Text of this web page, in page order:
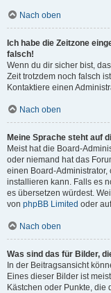
Nach oben
Ich habe die Zeitzone
falsch!
Wenn du dir sicher bist,
Zeit trotzdem noch falsch
Kontaktiere einen
Nach oben
Meine Sprache steht auf
Meist hat die Board-
oder niemand hat das
einen Board-
installieren kann. Falls es
es übersetzen würdest.
von phpBB Limited oder
Nach oben
Was sind das für Bilder,
In der Beitragsansicht
Eines dieser Bilder ist
Kästchen oder Punkte, die